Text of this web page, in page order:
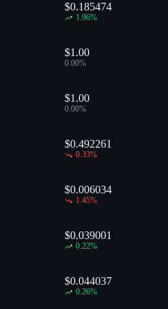
$0.185474
1.96%
$1.00
0.00%
$1.00
0.00%
$0.492261
0.33%
$0.006034
1.45%
$0.039001
0.22%
$0.044037
0.26%